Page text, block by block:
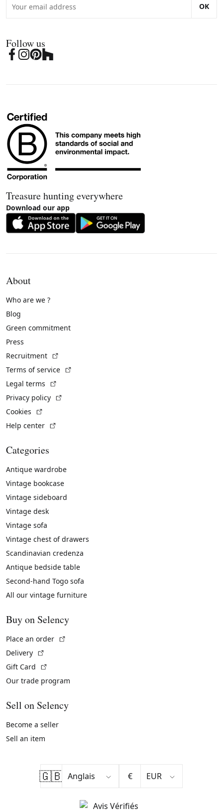
OK
Follow us
Treasure hunting everywhere
Download our app
About
Who are we ?
Blog
Green commitment
Press
Recruitment
Terms of service
Legal terms
Privacy policy
Cookies
Help center
Categories
Antique wardrobe
Vintage bookcase
Vintage sideboard
Vintage desk
Vintage sofa
Vintage chest of drawers
Scandinavian credenza
Antique bedside table
Second-hand Togo sofa
All our vintage furniture
Buy on Selency
Place an order
Delivery
Gift Card
Our trade program
Sell on Selency
Become a seller
Sell an item
🇬🇧 €